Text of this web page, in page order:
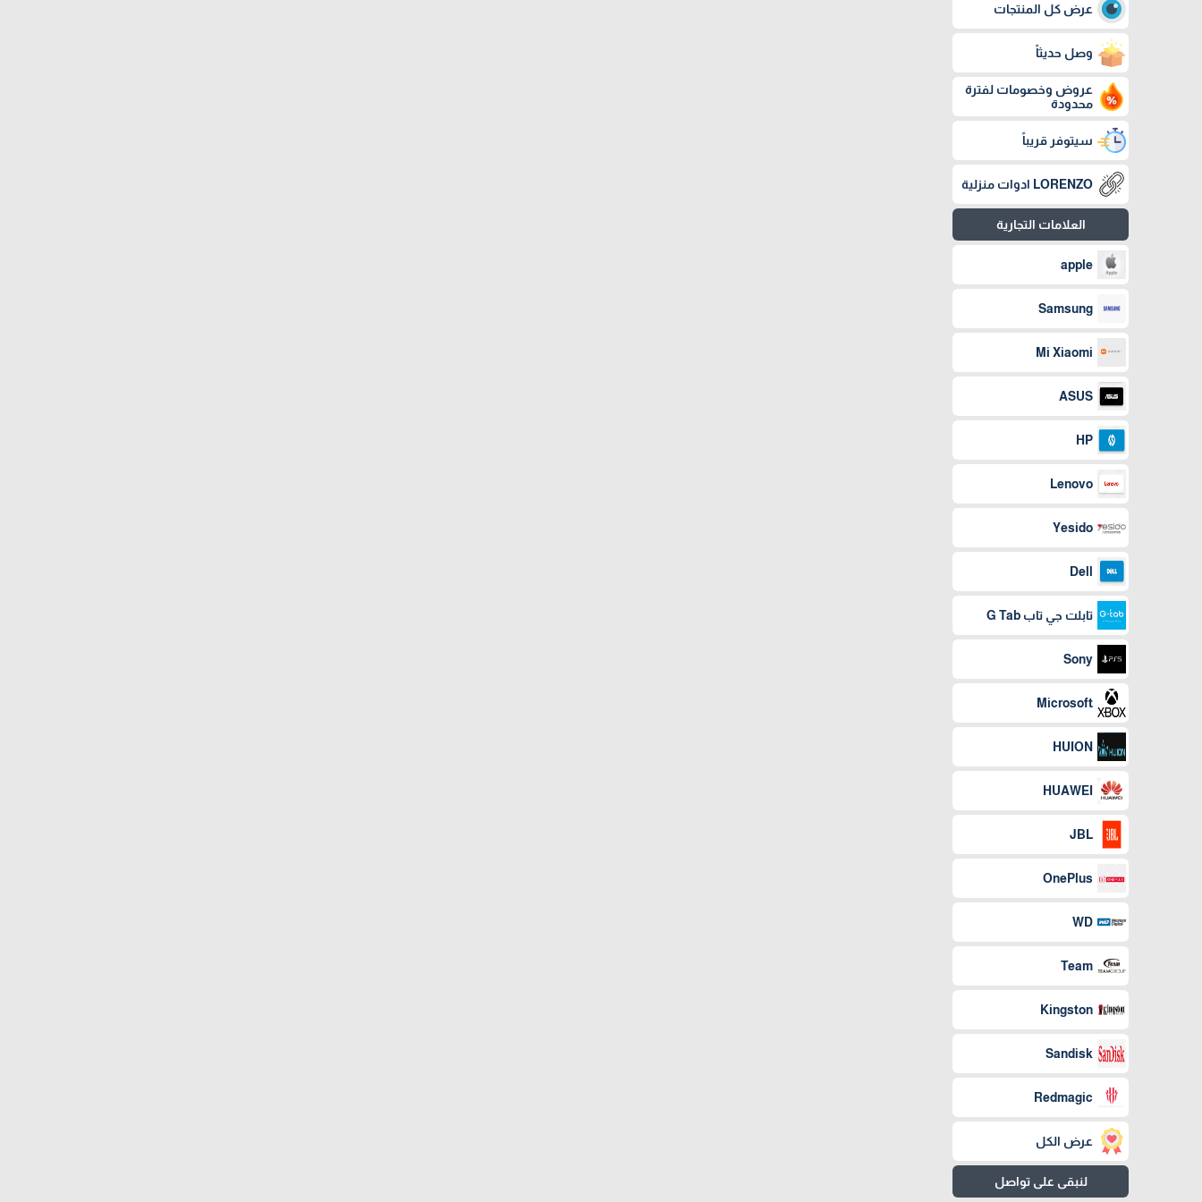
عرض كل المنتجات
وصل حديثاً
عروض وخصومات لفترة
محدودة
سيتوفر قريباً
LORENZO ادوات منزلية
العلامات التجارية
apple
Samsung
Mi Xiaomi
ASUS
HP
Lenovo
Yesido
Dell
تابلت جي تاب G Tab
Sony
Microsoft
HUION
HUAWEI
JBL
OnePlus
WD
Team
Kingston
Sandisk
Redmagic
عرض الكل
لنبقى على تواصل